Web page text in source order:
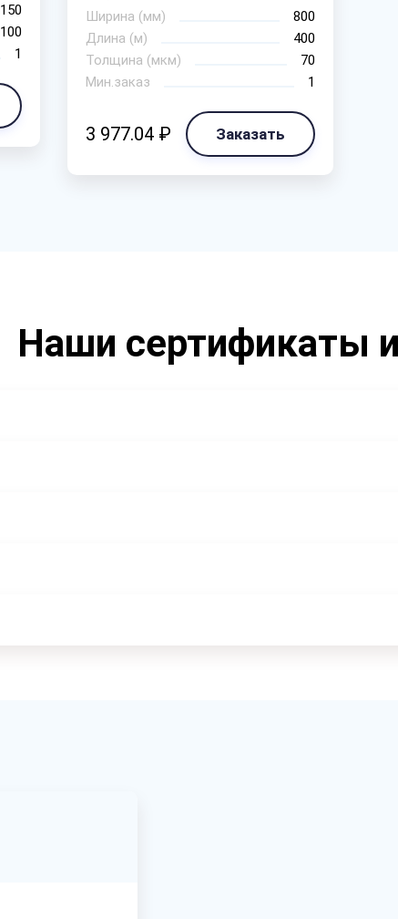
150
100
1
Ширина (мм)
800
Длина (м)
400
Толщина (мкм)
70
Мин.заказ
1
3 977.04 ₽ Заказать
Наши сертификаты